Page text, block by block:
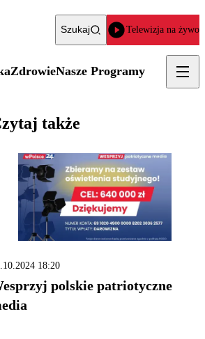
Szukaj Telewizja na żywo
ZdrowieNasze Programy
także
18:20
polskie patriotyczne